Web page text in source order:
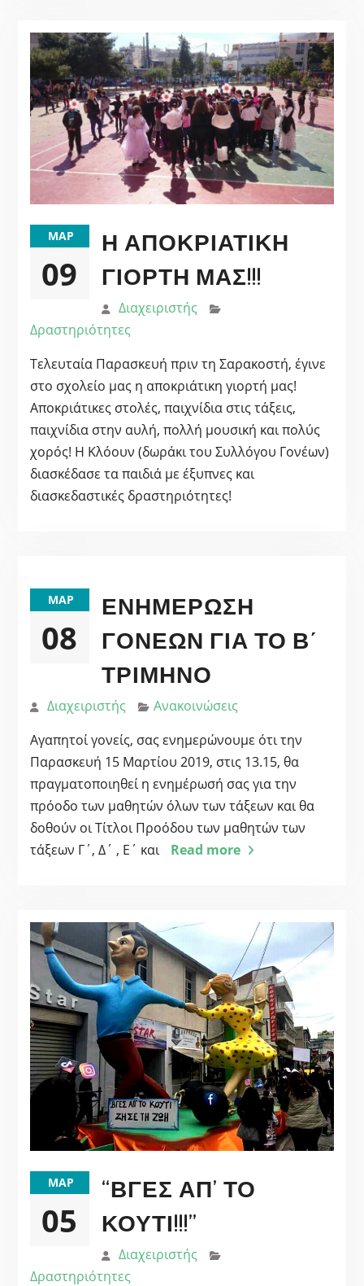
ΜΑΡ
09
Η ΑΠΟΚΡΙΆΤΙΚΗ
ΓΙΟΡΤΉ ΜΑΣ!!!
Διαχειριστής
Δραστηριότητες
Τελευταία Παρασκευή πριν τη Σαρακοστή, έγινε
στο σχολείο μας η αποκριάτικη γιορτή μας!
Αποκριάτικες στολές, παιχνίδια στις τάξεις,
παιχνίδια στην αυλή, πολλή μουσική και πολύς
χορός! Η Κλόουν (δωράκι του Συλλόγου Γονέων)
διασκέδασε τα παιδιά με έξυπνες και
διασκεδαστικές δραστηριότητες!
ΜΑΡ
08
ΕΝΗΜΈΡΩΣΗ
ΓΟΝΈΩΝ ΓΙΑ ΤΟ Β΄
ΤΡΊΜΗΝΟ
Διαχειριστής
Ανακοινώσεις
Αγαπητοί γονείς, σας ενημερώνουμε ότι την
Παρασκευή 15 Μαρτίου 2019, στις 13.15, θα
πραγματοποιηθεί η ενημέρωσή σας για την
πρόοδο των μαθητών όλων των τάξεων και θα
δοθούν οι Τίτλοι Προόδου των μαθητών των
τάξεων Γ΄, Δ΄ , Ε΄ και
Read more
ΜΑΡ
05
“ΒΓΕΣ ΑΠ’ ΤΟ
ΚΟΥΤΊ!!!”
Διαχειριστής
Δραστηριότητες